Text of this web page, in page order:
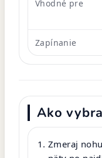
Vhodné pre
Zapínanie
Ako
Zmeraj